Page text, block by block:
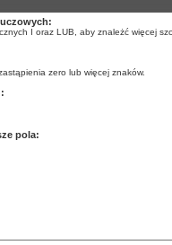
I oraz LUB, aby znależć więcej
zero lub więcej znaków.
pola: